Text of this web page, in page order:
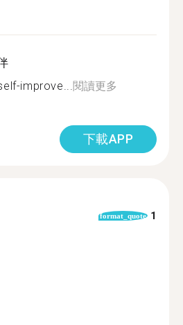
improve...閱讀更多
下載APP
format_quote 1